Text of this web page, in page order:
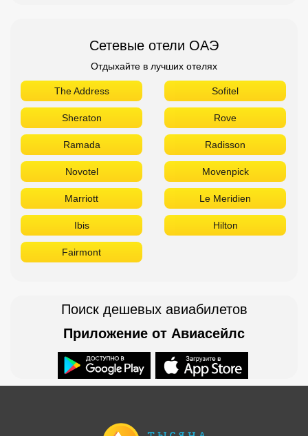
Сетевые отели ОАЭ
Отдыхайте в лучших отелях
The Address Sofitel
Sheraton Rove
Ramada Radisson
Novotel Movenpick
Marriott Le Meridien
Ibis Hilton
Fairmont
Поиск дешевых авиабилетов
Приложение от Авиасейлс